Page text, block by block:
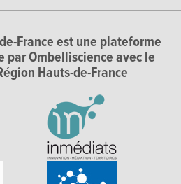
France est une plateforme
Ombelliscience avec le
Hauts-de-France